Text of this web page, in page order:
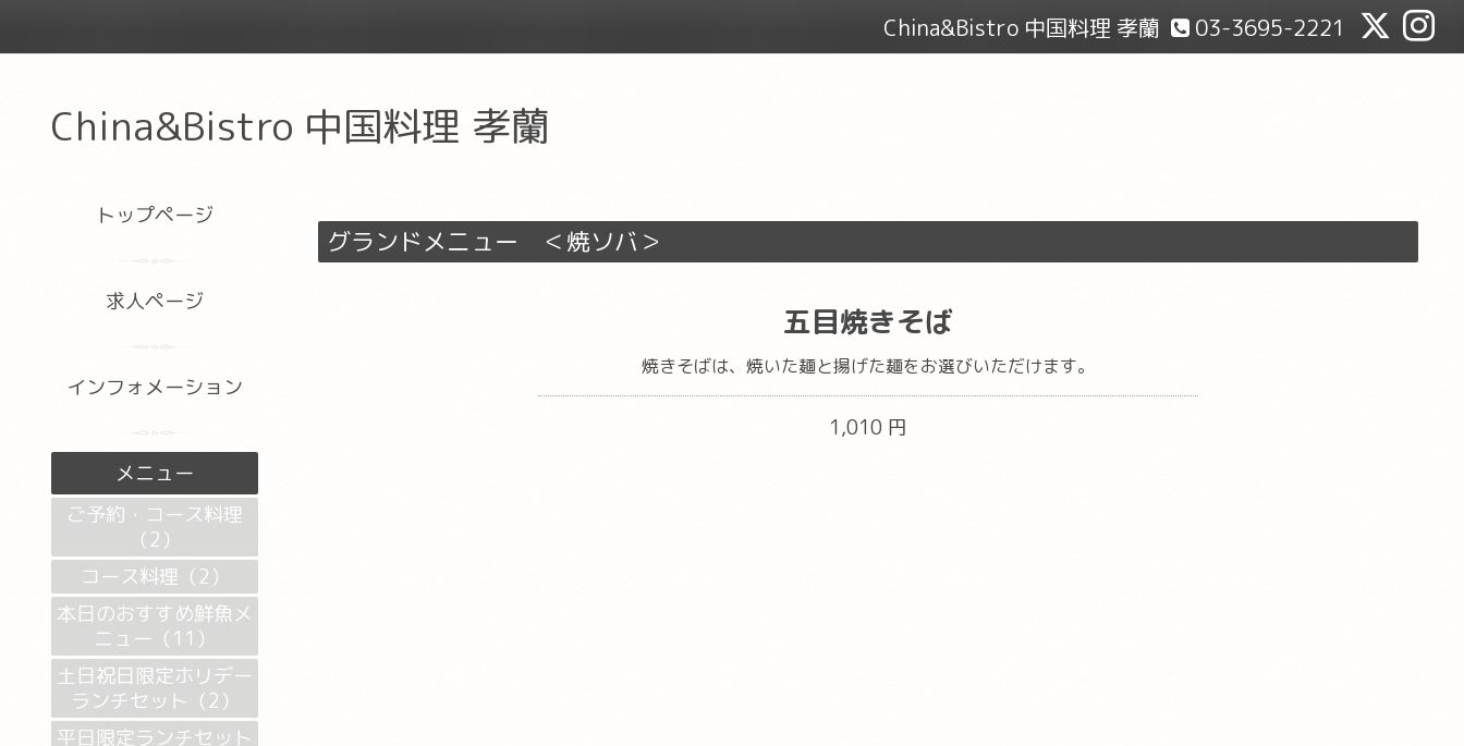
03-3695-2221
China&Bistro 中国料理 孝蘭
China&Bistro 中国料理 孝蘭
グランドメニュー ＜焼ソバ＞
五目焼きそば
焼きそばは、焼いた麺と揚げた麺をお選びいただけます。
1,010 円
トップページ
求人ページ
インフォメーション
メニュー
ご予約・コース料理
（2）
コース料理（2）
本日のおすすめ鮮魚メ
ニュー（11）
土日祝日限定ホリデー
ランチセット（2）
平日限定ランチセット